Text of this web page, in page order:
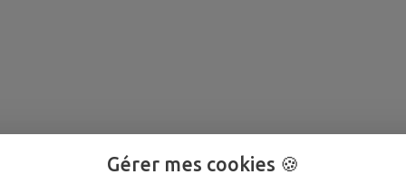
Gérer mes cookies 🍪